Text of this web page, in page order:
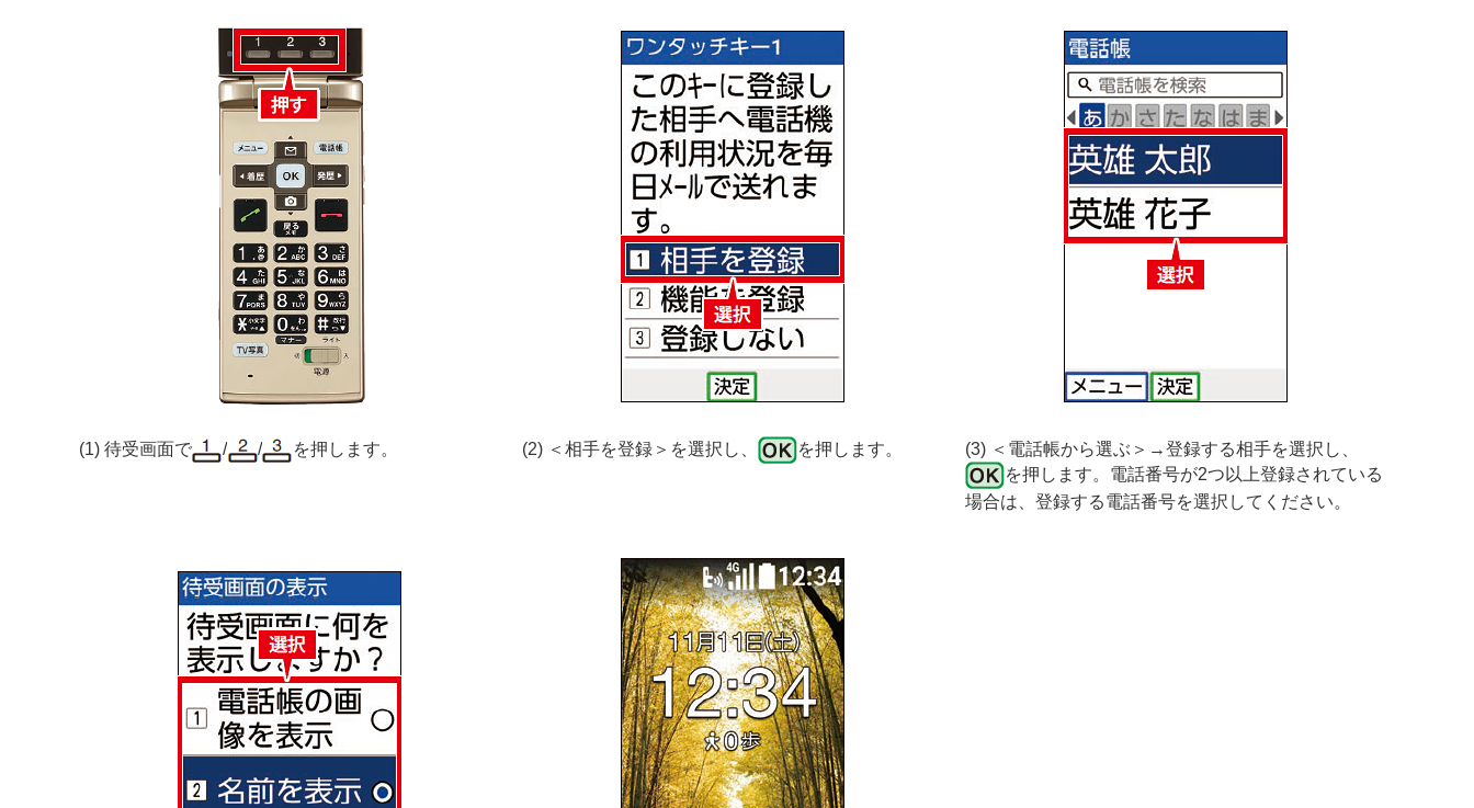
(1) 待受画面で / / を押します。 (2) ＜相手を登録＞を選択し、 を押します。
(3) ＜電話帳から選ぶ＞→登録する相手を選択し、
を押します。電話番号が2つ以上登録されている
場合は、登録する電話番号を選択してください。